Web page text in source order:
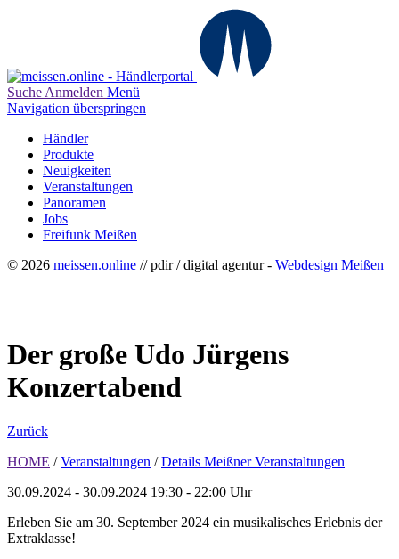
Suche Anmelden Menü
Navigation überspringen
Händler
Produkte
Neuigkeiten
Veranstaltungen
Panoramen
Jobs
Freifunk Meißen
© 2026 meissen.online // pdir / digital agentur - Webdesign Meißen
Der große Udo Jürgens
Konzertabend
Zurück
HOME / Veranstaltungen / Details Meißner Veranstaltungen
30.09.2024 - 30.09.2024 19:30 - 22:00 Uhr
Erleben Sie am 30. September 2024 ein musikalisches Erlebnis der
Extraklasse!